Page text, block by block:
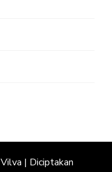
Vilva | Diciptakan